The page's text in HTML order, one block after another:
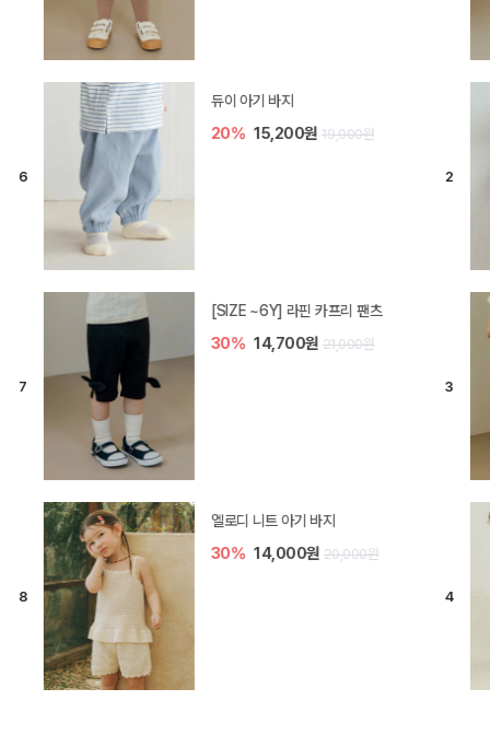
듀이 아기 바지
20% 15,200원 19,000원
[SIZE ~6Y] 라핀 카프리 팬츠
30% 14,700원 21,000원
엘로디 니트 아기 바지
30% 14,000원 20,000원